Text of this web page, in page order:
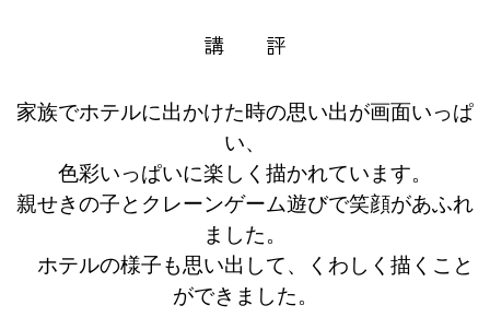
講 評
家族でホテルに出かけた時の思い出が画面いっぱ
い、
色彩いっぱいに楽しく描かれています。
親せきの子とクレーンゲーム遊びで笑顔があふれ
ました。
ホテルの様子も思い出して、くわしく描くこと
ができました。